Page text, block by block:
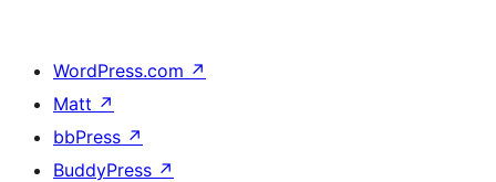
WordPress.com ↗
Matt ↗
bbPress ↗
BuddyPress ↗